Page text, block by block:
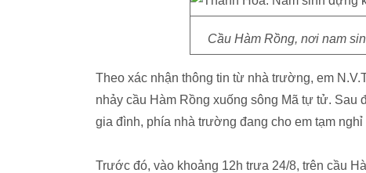
Cầu Hàm Rồng, nơi nam
Theo xác nhận thông tin từ nhà trường, em
nhảy cầu Hàm Rồng xuống sông Mã tự tử. Sau
gia đình, phía nhà trường đang cho em tạm nghỉ
Trước đó, vào khoảng 12h trưa 24/8, trên cầu